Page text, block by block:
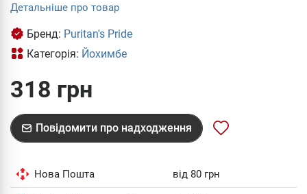
Детальніше про товар
Бренд: Puritan's Pride
Категорія: Йохимбе
318 грн
Повідомити про надходження
Нова Пошта від 80 грн